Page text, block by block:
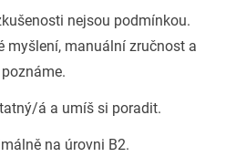
nejsou podmínkou.
myšlení, manuální zručnost a
á a umíš si poradit.
na úrovni B2.